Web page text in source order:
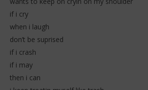
if i cry
when i laugh
don’t be suprised
if i crash
if i may
then i can